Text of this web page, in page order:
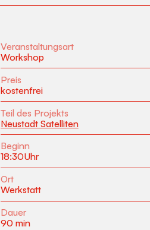
Veranstaltungsart
Workshop
Preis
kostenfrei
Teil des Projekts
Neustadt Satelliten
Beginn
18:30Uhr
Ort
Werkstatt
Dauer
90 min